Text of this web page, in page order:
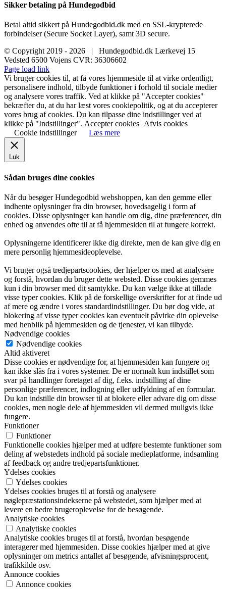
Sikker betaling på Hundegodbid
Betal altid sikkert på Hundegodbid.dk med en SSL-krypterede
forbindelser (Secure Socket Layer), samt 3D secure.
© Copyright 2019 - 2026 | Hundegodbid.dk Lærkevej 15
Vedsted 6500 Vojens CVR: 36306602
Facebook
Instagram
E-
mail
Page load link
Vi bruger cookies til, at få vores hjemmeside til at virke ordentligt,
personalisere indhold, tilbyde funktioner i forhold til sociale medier
og analysere vores traffik. Ved at klikke på "Accepter cookies"
bekræfter du, at du har læst vores cookiepolitik, og at du accepterer
vores brug af cookies. Du kan tilpasse dine indstillinger ved at
klikke på "Indstillinger". Accepter cookies Afvis cookies
Cookie indstillinger
Læs mere
Luk
Sådan bruges dine cookies
Når du besøger Hundegodbid webshoppen, kan den gemme eller
indhente oplysninger fra din browser, hovedsagelig i form af
cookies. Disse oplysninger kan handle om dig, dine præferencer, din
enhed og anvendes ofte til at få hjemmesiden til at fungere korrekt.
Oplysningerne identificerer ikke dig direkte, men de kan give dig en
mere personlig hjemmesideoplevelse.
Vi bruger også tredjepartscookies, der hjælper os med at analysere
og forstå, hvordan du bruger dette websted. Disse cookies gemmes
kun i din browser med dit samtykke. Du kan vælge ikke at tillade
visse typer cookies. Klik på de forskellige overskrifter for at finde ud
af mere og ændre i vores standardindstillinger. Du bør dog vide, at
blokering af visse typer cookies kan eventuelt påvirke din oplevelse
med henblik på hjemmesiden og de tjenester, vi kan tilbyde.
Nødvendige cookies
Nødvendige cookies
Altid aktiveret
Disse cookies er nødvendige for, at hjemmesiden kan fungere og
kan ikke slås fra i vores systemer. De er normalt kun indstillet som
svar på handlinger foretaget af dig, f.eks. indstilling af dine
personlige præferencer, indlogning eller udfyldning af en formular.
Du kan indstille din browser til at blokere eller advare dig om disse
cookies, men nogle dele af hjemmesiden vil dermed muligvis ikke
fungere.
Funktioner
Funktioner
Funktionelle cookies hjælper med at udføre bestemte funktioner som
deling af webstedets indhold på sociale medieplatforme, indsamling
af feedback og andre tredjepartsfunktioner.
Ydelses cookies
Ydelses cookies
Ydelses cookies bruges til at forstå og analysere
nøglepræstationsindekserne på webstedet, som hjælper med at
levere en bedre brugeroplevelse for de besøgende.
Analytiske cookies
Analytiske cookies
Analytiske cookies bruges til at forstå, hvordan besøgende
interagerer med hjemmesiden. Disse cookies hjælper med at give
oplysninger om metrics antallet af besøgende, afvisningsprocent,
trafikkilde osv.
Annonce cookies
Annonce cookies